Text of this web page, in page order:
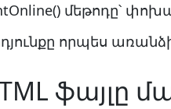
մեթոդը՝
որպես
ֆայլը